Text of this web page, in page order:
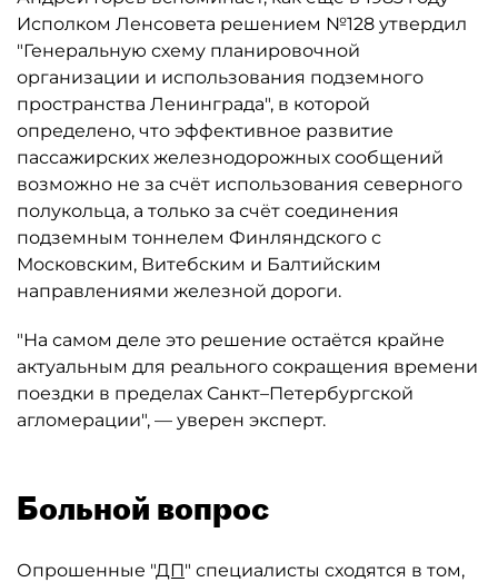
Исполком Ленсовета решением №128 утвердил
"Генеральную схему планировочной
организации и использования подземного
пространства Ленинграда", в которой
определено, что эффективное развитие
пассажирских железнодорожных сообщений
возможно не за счёт использования северного
полукольца, а только за счёт соединения
подземным тоннелем Финляндского с
Московским, Витебским и Балтийским
направлениями железной дороги.
"На самом деле это решение остаётся крайне
актуальным для реального сокращения времени
поездки в пределах Санкт–Петербургской
агломерации", — уверен эксперт.
Больной вопрос
Опрошенные "ДП" специалисты сходятся в том,